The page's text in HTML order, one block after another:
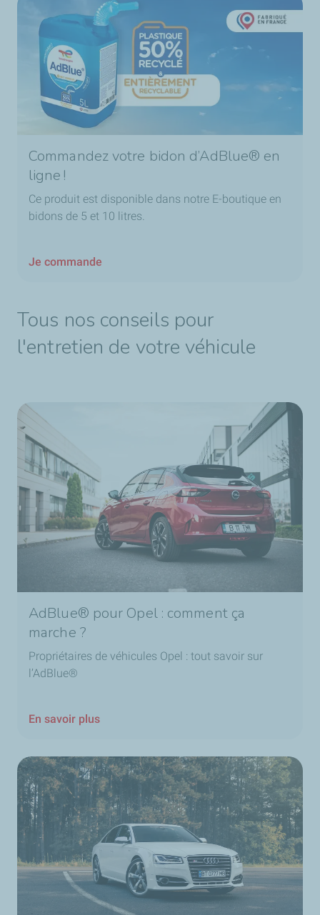
Commandez votre bidon d’AdBlue® en
ligne !
Ce produit est disponible dans notre E-boutique en
bidons de 5 et 10 litres.
Je commande
Tous nos conseils pour
l'entretien de votre véhicule
AdBlue® pour Opel : comment ça
marche ?
Propriétaires de véhicules Opel : tout savoir sur
l’AdBlue®
En savoir plus